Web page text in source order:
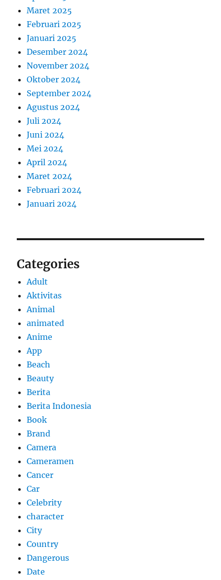
Maret 2025
Februari 2025
Januari 2025
Desember 2024
November 2024
Oktober 2024
September 2024
Agustus 2024
Juli 2024
Juni 2024
Mei 2024
April 2024
Maret 2024
Februari 2024
Januari 2024
Categories
Adult
Aktivitas
Animal
animated
Anime
App
Beach
Beauty
Berita
Berita Indonesia
Book
Brand
Camera
Cameramen
Cancer
Car
Celebrity
character
City
Country
Dangerous
Date